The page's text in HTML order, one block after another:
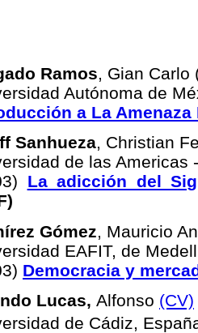
Ramos, Gian Carlo
Autónoma de
a La
Sanhueza, Christian
de las Americas
La adicción del
Gómez , Mauricio
EAFIT, de
Democracia y
Lucas, Alfonso (CV)
de Cádiz,